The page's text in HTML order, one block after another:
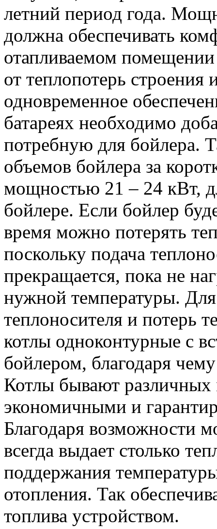
летний период года.
должна обеспечивать
отапливаемом
от теплопотерь строения
одновременное
батареях необходимо
потребную для бойлера.
объемов бойлера за
мощностью 21 – 24 кВт,
бойлере. Если бойлер
время можно потерять
поскольку подача
прекращается, пока не
нужной температуры.
теплоносителя и потерь
котлы одноконтурные с
бойлером, благодаря
Котлы бывают различных
экономичными и
Благодаря возможности
всегда выдает столько
поддержания
отопления. Так
топлива устройством.